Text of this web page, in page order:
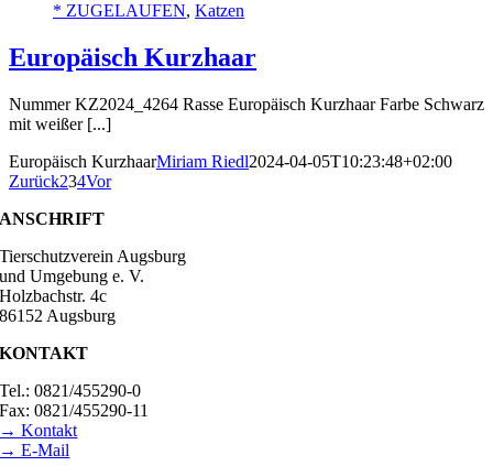
* ZUGELAUFEN, Katzen
Europäisch Kurzhaar
Nummer KZ2024_4264 Rasse Europäisch Kurzhaar Farbe Schwarz
mit weißer [...]
Europäisch KurzhaarMiriam Riedl2024-04-05T10:23:48+02:00
Zurück234Vor
ANSCHRIFT
Tierschutzverein Augsburg
und Umgebung e. V.
Holzbachstr. 4c
86152 Augsburg
KONTAKT
Tel.: 0821/455290-0
Fax: 0821/455290-11
→ Kontakt
→ E-Mail